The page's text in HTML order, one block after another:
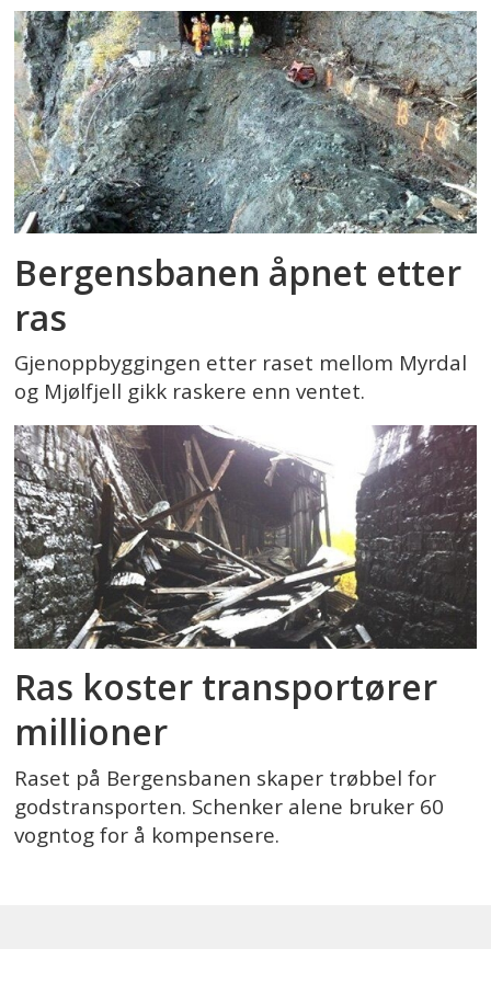
Bergensbanen åpnet etter
ras
Gjenoppbyggingen etter raset mellom Myrdal
og Mjølfjell gikk raskere enn ventet.
Ras koster transportører
millioner
Raset på Bergensbanen skaper trøbbel for
godstransporten. Schenker alene bruker 60
vogntog for å kompensere.